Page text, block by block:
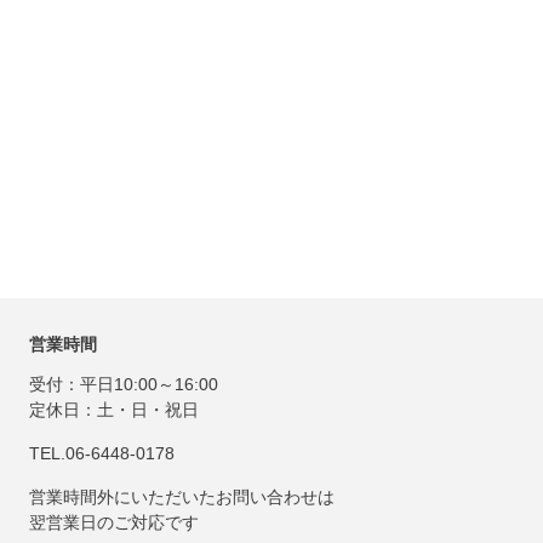
営業時間
受付：平日10:00～16:00
定休日：土・日・祝日
TEL.06-6448-0178
営業時間外にいただいたお問い合わせは
翌営業日のご対応です